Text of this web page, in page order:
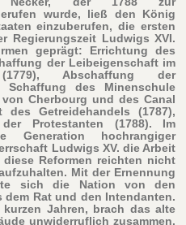
wurde, ließ den König
einzuberufen, die ersten
Regierungszeit Ludwigs XVI.
geprägt: Errichtung des
der Leibeigenschaft im
Abschaffung der
Schaffung des Minenschule
Cherbourg und des Canal
Getreidehandels (1787),
Protestanten (1788). Im
Generation hochrangiger
Ludwigs XV. die Arbeit
Reformen reichten nicht
Mit der Ernennung
sich die Nation von den
dem Rat und den Intendanten.
Jahren, brach das alte
unwiderruflich zusammen.